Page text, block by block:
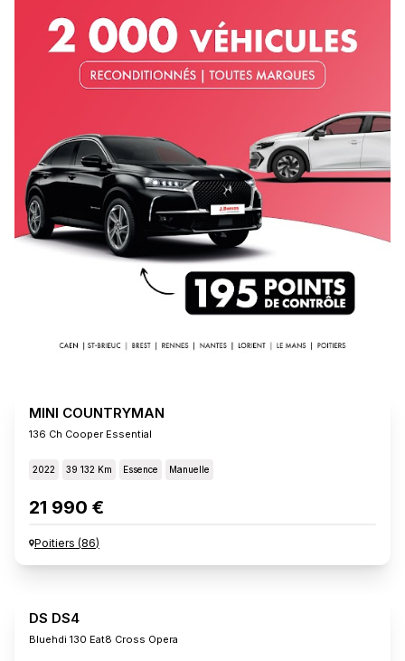
MINI COUNTRYMAN
136 Ch Cooper Essential
2022 39 132 Km Essence Manuelle
21 990 €
Poitiers (86)
DS DS4
Bluehdi 130 Eat8 Cross Opera